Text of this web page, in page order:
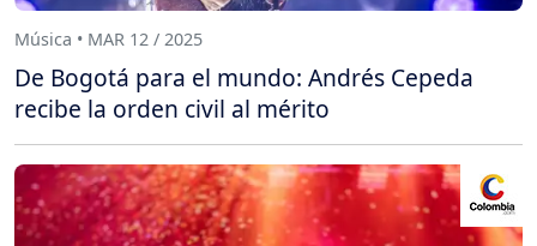
Música • MAR 12 / 2025
De Bogotá para el mundo: Andrés Cepeda
recibe la orden civil al mérito